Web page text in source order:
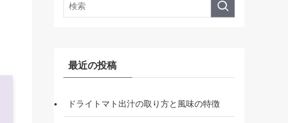
最近の投稿
ドライトマト出汁の取り方と風味の特徴